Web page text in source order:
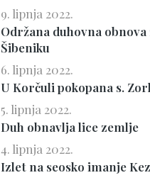
9. lipnja 2022.
Održana duhovna obnova
Šibeniku
6. lipnja 2022.
U Korčuli pokopana s.
5. lipnja 2022.
Duh obnavlja lice zemlje
4. lipnja 2022.
Izlet na seosko imanje